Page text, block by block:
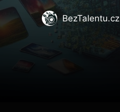
BezTalentu.cz